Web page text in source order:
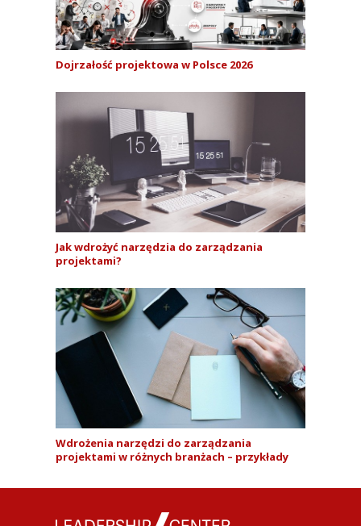
Dojrzałość projektowa w Polsce 2026
Jak wdrożyć narzędzia do zarządzania
projektami?
Wdrożenia narzędzi do zarządzania
projektami w różnych branżach – przykłady